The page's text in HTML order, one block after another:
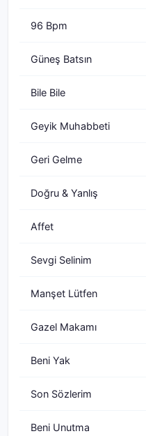
96 Bpm
Güneş Batsın
Bile Bile
Geyik Muhabbeti
Geri Gelme
Doğru & Yanlış
Affet
Sevgi Selinim
Manşet Lütfen
Gazel Makamı
Beni Yak
Son Sözlerim
Beni Unutma